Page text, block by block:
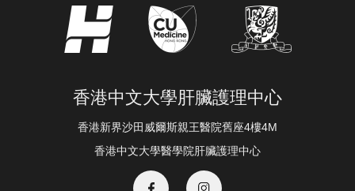
香港中文大學肝臟護理中心
香港新界沙田威爾斯親王醫院舊座4樓4M
香港中文大學醫學院肝臟護理中心